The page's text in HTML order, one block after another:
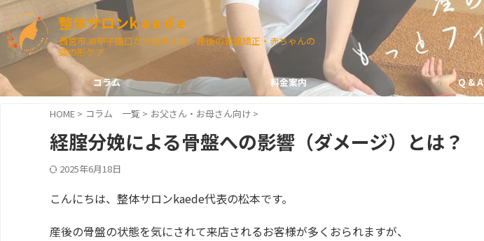
整体サロンk a e d e
西宮市JR甲子園口から徒歩１分 産後の骨盤矯正・赤ちゃんの
頭の形ケア
コラム 料金案内 Q & A
HOME > コラム 一覧 > お父さん・お母さん向け >
経腟分娩による骨盤への影響（ダメージ）とは？
2025年6月18日
こんにちは、整体サロンkaede代表の松本です。
産後の骨盤の状態を気にされて来店されるお客様が多くおられますが、